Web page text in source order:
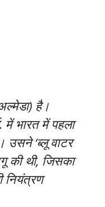
है।
में भारत में पहला
उसने ‘ब्लू वाटर
की थी, जिसका
नियंत्रण